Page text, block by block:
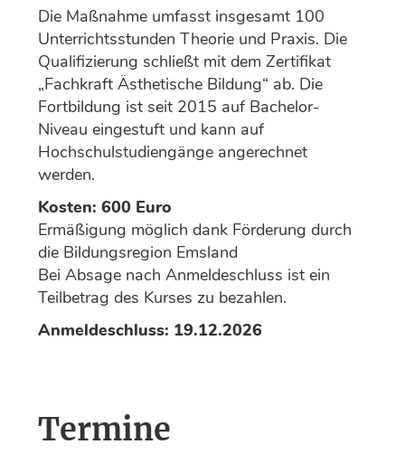
Die Maßnahme umfasst insgesamt 100
Unterrichtsstunden Theorie und Praxis. Die
Qualifizierung schließt mit dem Zertifikat
„Fachkraft Ästhetische Bildung“ ab. Die
Fortbildung ist seit 2015 auf Bachelor-
Niveau eingestuft und kann auf
Hochschulstudiengänge angerechnet
werden.
Kosten: 600 Euro
Ermäßigung möglich dank Förderung durch
die Bildungsregion Emsland
Bei Absage nach Anmeldeschluss ist ein
Teilbetrag des Kurses zu bezahlen.
Anmeldeschluss: 19.12.2026
Termine